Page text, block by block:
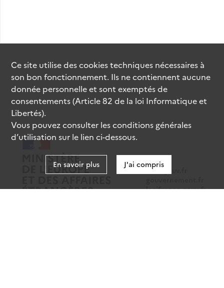
data.gouv.fr
legifrance.gouv.fr
Ce site utilise descookiestechniques nécessaires à
son bon fonctionnement. Ils ne contiennent aucune
donnée personnelle et sont exemptés de
consentements (Article 82 de la loi Informatique et
Libertés).
Vous pouvez consulter les conditions générales
d’utilisation sur le lien ci-dessous.
En savoir plus J'ai compris